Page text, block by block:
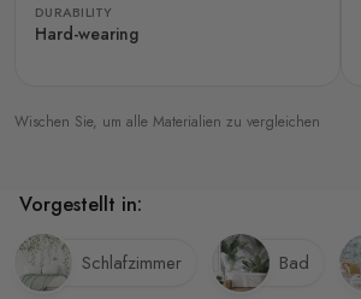
DURABILITY
Hard-wearing
Wischen Sie, um alle Materialien zu vergleichen
Vorgestellt in:
Schlafzimmer Bad